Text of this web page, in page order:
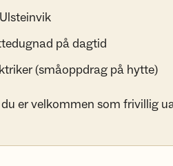
Ulsteinvik
på dagtid
(småoppdrag på hytte)
du er velkommen som frivillig